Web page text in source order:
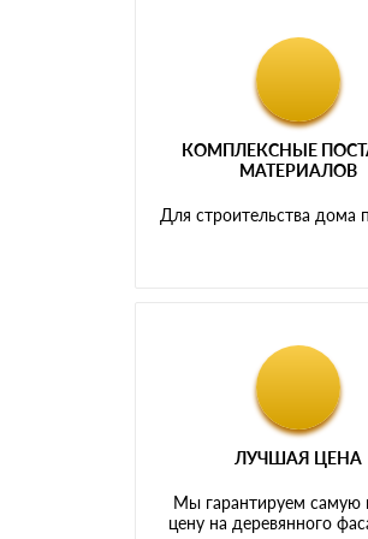
КОМПЛЕКСНЫЕ
МАТЕРИАЛОВ
Для строительства дома
ЛУЧШАЯ ЦЕНА
Мы гарантируем самую
цену на деревянного